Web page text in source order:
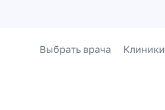
Выбрать врача Клиники